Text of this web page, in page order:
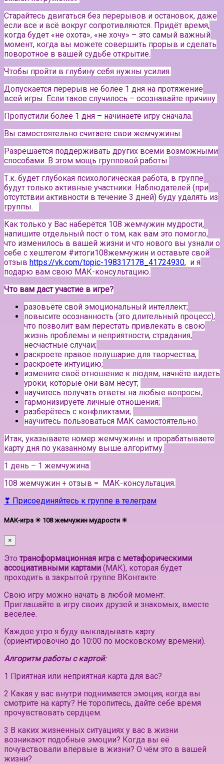
Старайтесь двигаться без перерывов и остановок, даже
если все и всё вокруг сопротивляются. Придёт время,
когда будет «не охота», «не хочу» – это самый важный
момент, когда вы можете совершить прорыв и сделать
поворотное в вашей судьбе открытие.
Чтобы пройти в глубину себя нужны усилия.
Допускается перерыв не более 1 дня на протяжение
всей игры. Если такое случилось – осознавайте причину.
Пропустили более 1 дня – начинаете игру сначала.
Вы самостоятельно считаете свои жемчужины.
Разрешается поддерживать других всеми возможными
способами. В этом мощь групповой работы.
Т.к. будет глубокая психологическая работа, в группе
будут только активные участники. Наблюдателей (при
отсутствии активности в течение 3 дней) буду удалять из
группы.⠀
Как только у Вас наберётся 108 жемчужин мудрости,
напишите отдельный пост о том, как вам это помогло,
что изменилось в вашей жизни и что нового вы узнали о
себе с хештегом #итоги108жемчужин и оставьте свой
отзыв https://vk.com/topic-198317178_41724930, и я
подарю вам свою МАК-консультацию.
Что вам даст участие в игре?
разовьёте свой эмоциональный интеллект;
повысите осознанность (это длительный процесс),
что позволит вам перестать привлекать в свою
жизнь проблемы и неприятности, страдания,
несчастные случаи;
раскроете правое полушарие для творчества;
раскроете интуицию;
измените своё отношение к людям, начнёте видеть
уроки, которые они вам несут;
научитесь получать ответы на любые вопросы;
гармонизируете личные отношения;
разберётесь с конфликтами;
научитесь пользоваться МАК самостоятельно.
Итак, указываете номер жемчужины и прорабатываете
карту дня по указанному выше алгоритму.
1 день – 1 жемчужина.
108 жемчужин + отзыв = МАК-консультация.
❣ Присоединяйтесь к группе в телеграм
МАК-игра ☀ 108 жемчужин мудрости ☀
×
Это трансформационная игра с метафорическими
ассоциативными картами (МАК), которая будет
проходить в закрытой группе ВКонтакте.
Свою игру можно начать в любой момент.
Приглашайте в игру своих друзей и знакомых, вместе
веселее.
Каждое утро я буду выкладывать карту
(ориентировочно до 10:00 по московскому времени).
Алгоритм работы с картой:
1 Приятная или неприятная карта для вас?
2 Какая у вас внутри поднимается эмоция, когда вы
смотрите на карту? Не торопитесь, дайте себе время
прочувствовать сердцем.
3 В каких жизненных ситуациях у вас в жизни
возникают подобные эмоции? Когда вы её
почувствовали впервые в жизни? О чём это в вашей
жизни?